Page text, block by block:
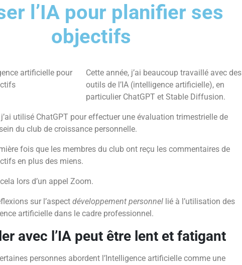
l’IA pour planifier ses
objectifs
Cette année, j’ai beaucoup travaillé avec des
outils de l’IA (intelligence artificielle), en
particulier ChatGPT et Stable Diffusion.
utilisé ChatGPT pour effectuer une évaluation trimestrielle de
du club de croissance personnelle.
fois que les membres du club ont reçu les commentaires de
en plus des miens.
lors d’un appel Zoom.
sur l’aspect développement personnel lié à l’utilisation des
artificielle dans le cadre professionnel.
avec l’IA peut être lent et fatigant
personnes abordent l’Intelligence artificielle comme une